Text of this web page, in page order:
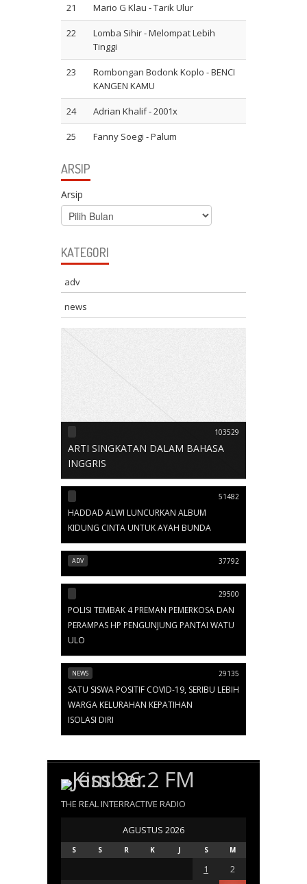
21 Mario G Klau - Tarik Ulur
22
Lomba Sihir - Melompat Lebih
Tinggi
23
Rombongan Bodonk Koplo - BENCI
KANGEN KAMU
24 Adrian Khalif - 2001x
25 Fanny Soegi - Palum
ARSIP
Arsip
KATEGORI
adv
news
103529
ARTI SINGKATAN DALAM BAHASA
INGGRIS
51482
HADDAD ALWI LUNCURKAN ALBUM
KIDUNG CINTA UNTUK AYAH BUNDA
ADV 37792
29500
POLISI TEMBAK 4 PREMAN PEMERKOSA DAN
PERAMPAS HP PENGUNJUNG PANTAI WATU
ULO
NEWS 29135
SATU SISWA POSITIF COVID-19, SERIBU LEBIH
WARGA KELURAHAN KEPATIHAN
ISOLASI DIRI
THE REAL INTERRACTIVE RADIO
AGUSTUS 2026
S S R K J S M
1
2